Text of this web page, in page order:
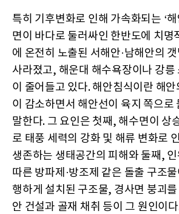
특히 기후변화로 인해 가속화되는 ‘
면이 바다로 둘러싸인 한반도에 치명
에 온전히 노출된 서해안·남해안의 갯
사라졌고, 해운대 해수욕장이나 강릉
이 줄어들고 있다. 해안침식이란 해
이 감소하면서 해안선이 육지 쪽으로
말한다. 그 요인은 첫째, 해수면이 상
로 태풍 세력의 강화 및 해류 변화로
생존하는 생태공간의 피해와 둘째, 인
따른 방파제·방조제 같은 돌출 구조
행하게 설치된 구조물, 경사면 붕괴
안 건설과 골재 채취 등이 그 원인이